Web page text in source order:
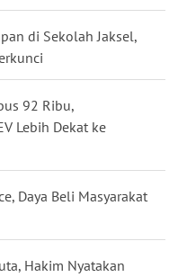
di Sekolah Jaksel,
92 Ribu,
Lebih Dekat ke
Daya Beli Masyarakat
Hakim Nyatakan